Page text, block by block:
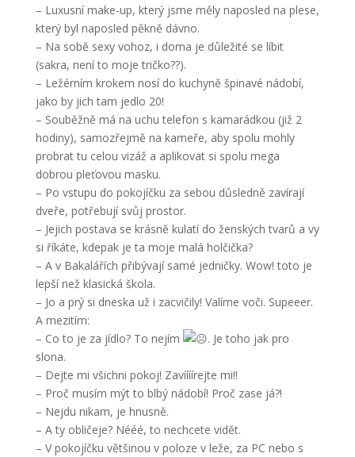
– Luxusní make-up, který jsme měly naposled na plese,
který byl naposled pěkně dávno.
– Na sobě sexy vohoz, i doma je důležité se líbit
(sakra, není to moje tričko??).
– Ležérním krokem nosí do kuchyně špinavé nádobí,
jako by jich tam jedlo 20!
– Souběžně má na uchu telefon s kamarádkou (již 2
hodiny), samozřejmě na kameře, aby spolu mohly
probrat tu celou vizáž a aplikovat si spolu mega
dobrou pleťovou masku.
– Po vstupu do pokojíčku za sebou důsledně zavírají
dveře, potřebují svůj prostor.
– Jejich postava se krásně kulatí do ženských tvarů a vy
si říkáte, kdepak je ta moje malá holčička?
– A v Bakalářích přibývají samé jedničky. Wow! toto je
lepší než klasická škola.
– Jo a prý si dneska už i zacvičily! Valíme voči. Supeeer.
A mezitím:
– Co to je za jídlo? To nejím
. Je toho jak pro
slona.
– Dejte mi všichni pokoj! Zavíííírejte mi!!
– Proč musím mýt to blbý nádobí! Proč zase já?!
– Nejdu nikam, je hnusně.
– A ty obličeje? Nééé, to nechcete vidět.
– V pokojíčku většinou v poloze v leže, za PC nebo s